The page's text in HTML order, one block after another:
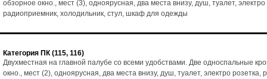
обзорное окно., мест (3), одноярусная, два места внизу, душ, туалет, электро
радиоприемник, холодильник, стул, шкаф для одежды
Категория ПК (115, 116)
Двухместная на главной палубе со всеми удобствами. Две односпальные
окно., мест (2), одноярусная, два места внизу, душ, туалет, электро розетка,